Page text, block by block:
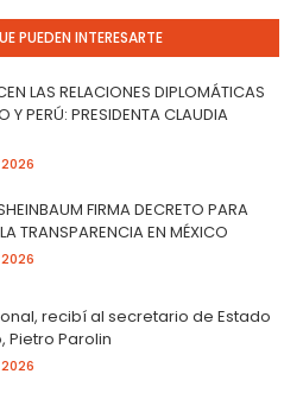
PUEDEN INTERESARTE
LAS RELACIONES DIPLOMÁTICAS
Y PERÚ: PRESIDENTA CLAUDIA
FIRMA DECRETO PARA
TRANSPARENCIA EN MÉXICO
recibí al secretario de Estado
Pietro Parolin